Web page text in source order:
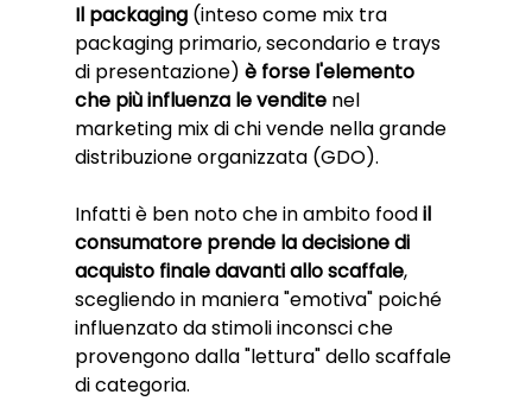
Il packaging (inteso come mix tra
packaging primario, secondario e trays
di presentazione) è forse l'elemento
che più influenza le vendite nel
marketing mix di chi vende nella grande
distribuzione organizzata (GDO).
Infatti è ben noto che in ambito food il
consumatore prende la decisione di
acquisto finale davanti allo scaffale,
scegliendo in maniera "emotiva" poiché
influenzato da stimoli inconsci che
provengono dalla "lettura" dello scaffale
di categoria.